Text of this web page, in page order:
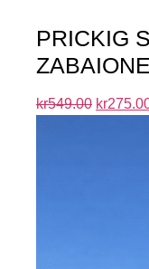
PRICKIG
ZABAIONE
kr549.00 kr